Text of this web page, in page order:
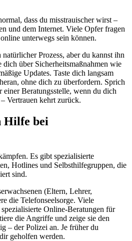
dass du misstrauischer wirst –
und dem Internet. Viele Opfer fragen
unterwegs sein können.
Prozess, aber du kannst ihn
über Sicherheitsmaßnahmen wie
Updates. Taste dich langsam
ohne dich zu überfordern. Sprich
einer Beratungsstelle, wenn du dich
Vertrauen kehrt zurück.
Hilfe bei
Es gibt spezialisierte
Hotlines und Selbsthilfegruppen, die
sind.
(Eltern, Lehrer,
die Telefonseelsorge. Viele
Online-Beratungen für
die Angriffe und zeige sie den
– der Polizei an. Je früher du
geholfen werden.